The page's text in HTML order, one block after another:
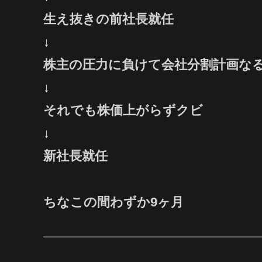
生え抜きの前社長就任
↓
株主の圧力に負けて会社分割計画な
↓
それでも株価上がらずクビ
↓
新社長就任
ちなこの間わずか9ヶ月